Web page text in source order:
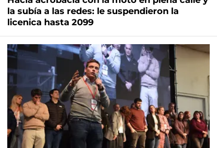
la subía a las redes: le suspendieron la
licenica hasta 2099